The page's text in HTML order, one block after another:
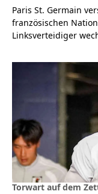
Paris St. Germain
französischen
Linksverteidiger
Torwart auf dem